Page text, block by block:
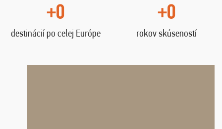
+0
destinácií po celej Európe
+0
rokov skúseností